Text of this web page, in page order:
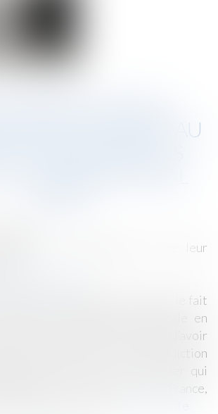
ASCENDANT AU
des personnes et de leur
aggravée de mineur le fait
titulaire de l’autorité parentale en
des autorités turques d’avoir
à l’étranger, alors que la juridiction
interdit le retour de ce dernier qui
chez son père, en France,
déplacement illicite...